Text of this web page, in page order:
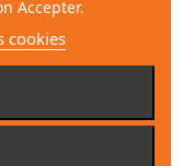
Accepter.
cookies